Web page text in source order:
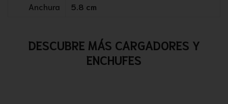
Anchura
5.8 cm
DESCUBRE MÁS CARGADORES Y
ENCHUFES